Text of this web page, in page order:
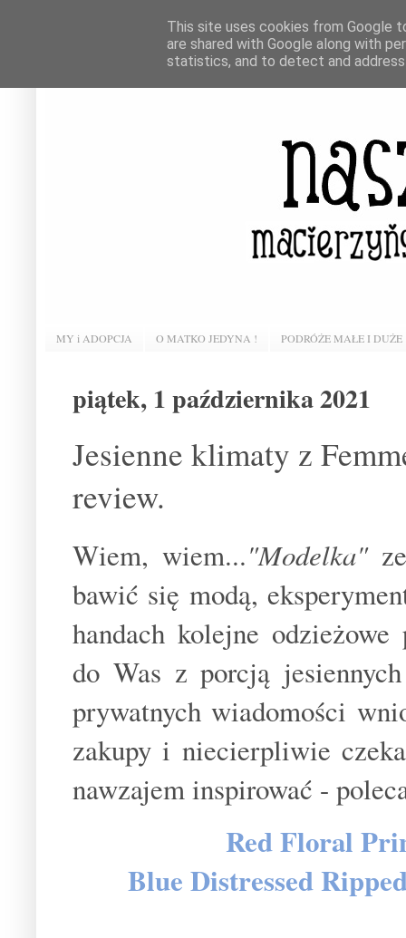
MY i ADOPCJA O MATKO JEDYNA ! PODRÓŻE MAŁE I DUŻE
piątek, 1 października 2021
Jesienne klimaty z
review.
Wiem, wiem..."Modelka"
bawić się modą,
handach kolejne
do Was z porcją
prywatnych wiadomości
zakupy i niecierpliwie
nawzajem inspirować -
Red Floral
Blue Distressed
This site uses cookies from Google
are shared with Google along with
statistics, and to detect and address